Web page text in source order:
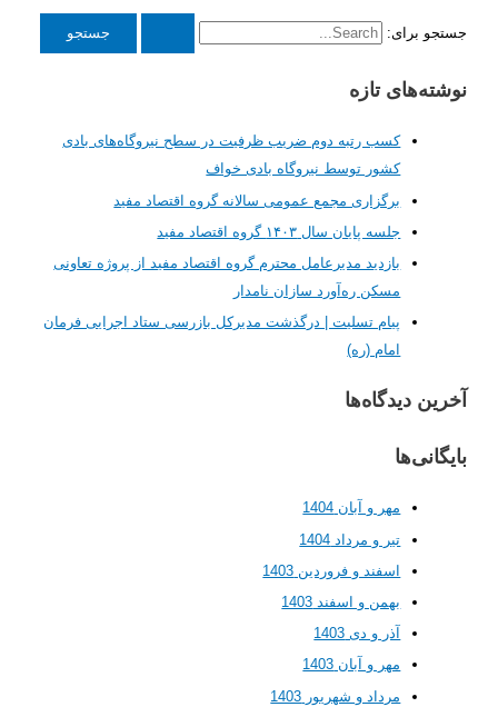
برای:
تازه
کسب رتبه دوم ضریب ظرفیت در سطح نیروگاه‌های بادی
کشور توسط نیروگاه بادی خواف
برگزاری مجمع عمومی سالانه گروه اقتصاد مفید
جلسه پایان سال ۱۴۰۳ گروه اقتصاد مفید
بازدید مدیرعامل محترم گروه اقتصاد مفید از پروژه تعاونی
مسکن ره‌آورد سازان نامدار
پیام تسلیت | درگذشت مدیرکل بازرسی ستاد اجرایی فرمان
دیدگاه‌ها
مهر و آبان 1404
تیر و مرداد 1404
اسفند و فروردین 1403
بهمن و اسفند 1403
آذر و دی 1403
مهر و آبان 1403
مرداد و شهریور 1403